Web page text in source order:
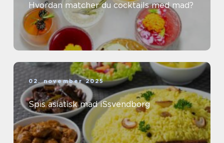
Hvordan matcher du cocktails med mad?
02. november 2025
Spis asiatisk mad iSsvendborg